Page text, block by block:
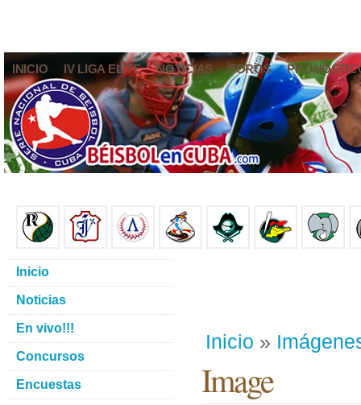
INICIO IV LIGA ELITE NOTICIAS FOROS
Inicio »
Image
Inicio
Noticias
En vivo!!!
Concursos
Encuestas